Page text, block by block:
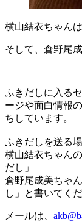
横山結衣ちゃん
そして、倉野尾
ふきだしに入る
ージや面白情報
ちしています。
ふきだしを送る場
横山結衣ちゃん
だし」
倉野尾成美ちゃ
し」と書いてくだ
メールは、